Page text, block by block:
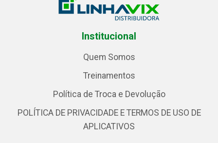
Institucional
Quem Somos
Treinamentos
Política de Troca e Devolução
POLÍTICA DE PRIVACIDADE E TERMOS DE USO DE
APLICATIVOS